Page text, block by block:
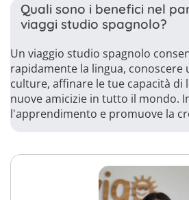
Quali sono i benefici nel
viaggi studio spagnolo?
Un viaggio studio spagnolo
rapidamente la lingua, conoscere
culture, affinare le tue capacità di
nuove amicizie in tutto il mondo.
l'apprendimento e promuove la